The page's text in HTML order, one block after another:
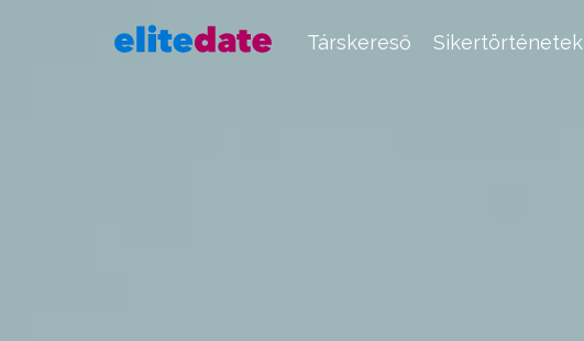
Társkereső Sikertörténetek